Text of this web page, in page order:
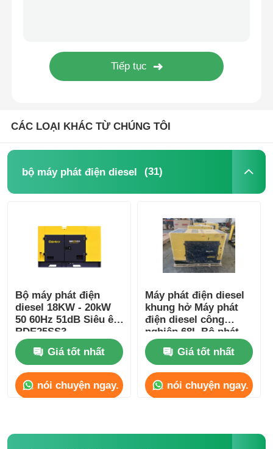
Máy phát điện gia dụng
động cơ diesel máy phát điện
bơm nước thải
CÁC LOẠI KHÁC TỪ CHÚNG TÔI
bộ máy phát điện diesel (31)
Bộ máy phát điện
diesel 18KW - 20kW
50 60Hz 51dB Siêu êm
RDE25SS3
Giá tốt nhất
nói chuyện ngay.
Máy phát điện diesel
khung hở Máy phát
điện diesel công
nghiệp 68L Bộ phát
điện diesel loại êm
Giá tốt nhất
nói chuyện ngay.